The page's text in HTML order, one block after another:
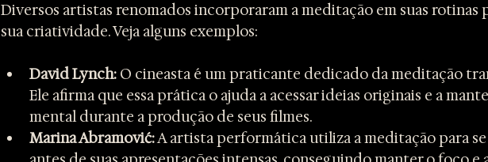
Diversos artistas renomados incorporaram a meditação em suas rotinas
sua criatividade. Veja alguns exemplos:
David Lynch: O cineasta é um praticante dedicado da meditação
Ele afirma que essa prática o ajuda a acessar ideias originais e a
mental durante a produção de seus filmes.
Marina Abramović: A artista performática utiliza a meditação para